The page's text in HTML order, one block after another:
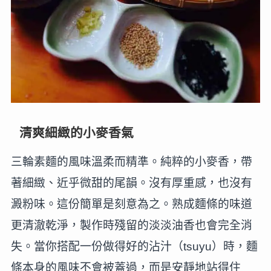
清爽細緻的小麥香氣
三輪素麵的風味溫柔而精準。純粹的小麥香，帶
著細緻、近乎微甜的尾韻。沒有厚重感，也沒有
澱粉味。這份簡單是刻意為之。熟成麵條的味道
更清澈乾淨，製作時殘留的淡淡油香也會完全消
失。當你搭配一份做得好的沾汁（tsuyu）時，麵
條本身的風味不會被蓋過，而是安靜地站得住